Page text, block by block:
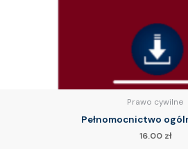
Prawo cywilne
Pełnomocnictwo
16.00 zł